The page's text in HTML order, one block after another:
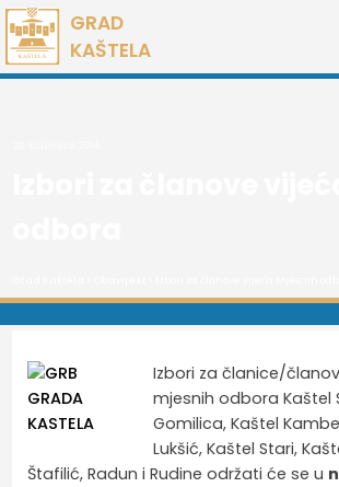
Preskoči
na
sadržaj
GRAD
KAŠTELA
Izbori za članice/
mjesnih odbora Kaštel
Gomilica, Kaštel
Lukšić, Kaštel Stari,
Štafilić, Radun i Rudine održati će se u